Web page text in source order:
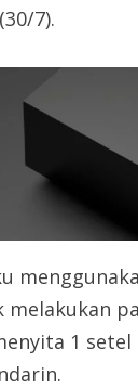
7).
1 setel